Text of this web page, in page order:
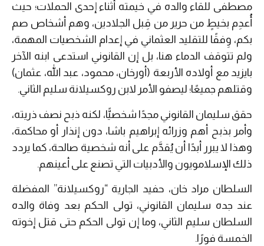
مصطفى للقاء والده في خيمته أثناء إحدى الحملات؛ حيث
أُعدِم بخيطٍ من حرير من قِبل الجلادين، وهم أشخاص صم
بكم، وِفقًا للتقليد العثماني في إعدام الشخصيات المهمة،
ولم تتوقف الدماء هنا، بل إن القانوني استدعى ابنه الآخر
بايزيد مع أولاده الأربعة (أورخان، محمود، عبد الله، عثمان)
وقتلهم جميعًا؛ ليصفو الأمر لابن روكسيلانة سليم الثاني.
حقق سليمان القانوني مجدًا شخصيًّا، لكنه ذبح نصف ذريته،
وأمر بذبح أهم وزرائه إبراهيم باشا، دون إنذار أو محاكمة،
وهذا لا يبرر أبدًا أن يُقدَّم على أنه شخصية صالحة، كما يردد
ذلك الإسلامويون والأدبيات التي تصنع على أعينهم.
السلطان مراد خان، حفيد الجارية “روكسيلانة” المفضلة
عند جده سليمان القانوني، تولى الحكم بعد وفاة والده
السلطان سليم الثاني، وما إن تولى الحكم حتى قتل إخوته
الخمسة فورًا.